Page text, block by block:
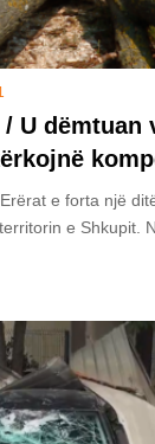
U dëmtuan
e forta një
e Shkupit.